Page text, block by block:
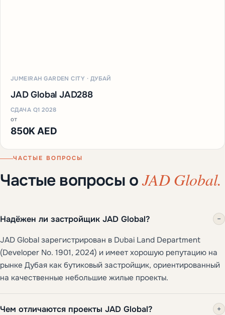
JUMEIRAH GARDEN CITY · ДУБАЙ
JAD Global JAD288
СДАЧА Q1 2028
от
850K AED
ЧАСТЫЕ ВОПРОСЫ
Частые вопросы оJAD Global.
Надёжен ли застройщик JAD Global? −
JAD Global зарегистрирован в Dubai Land Department
(Developer No. 1901, 2024) и имеет хорошую репутацию на
рынке Дубая как бутиковый застройщик, ориентированный
на качественные небольшие жилые проекты.
Чем отличаются проекты JAD Global? +